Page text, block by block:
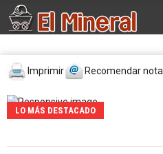
Imprimir Recomendar nota
LO MÁS DESTACADO